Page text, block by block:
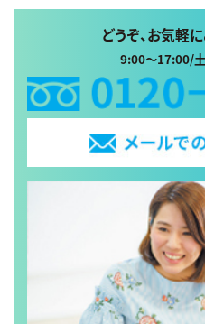
どうぞ、お気軽
9:00～17:00/土